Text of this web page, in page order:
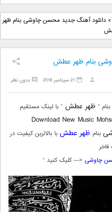
دانلود آهنگ جدید علی
یاسینی بنام دورترین نزدیک »دانلود آهنگ جدید محسن چاوشی بنام ظهر
بنام ظهر عطش
بدون نظر 21 سپتامبر 2018
بنام “ ظهر عطش ” با لینک مستقیم
Download New Music
بنام ظهر عطشبا بالاترین کیفیت در
چاوشی <— کلیک کنید “